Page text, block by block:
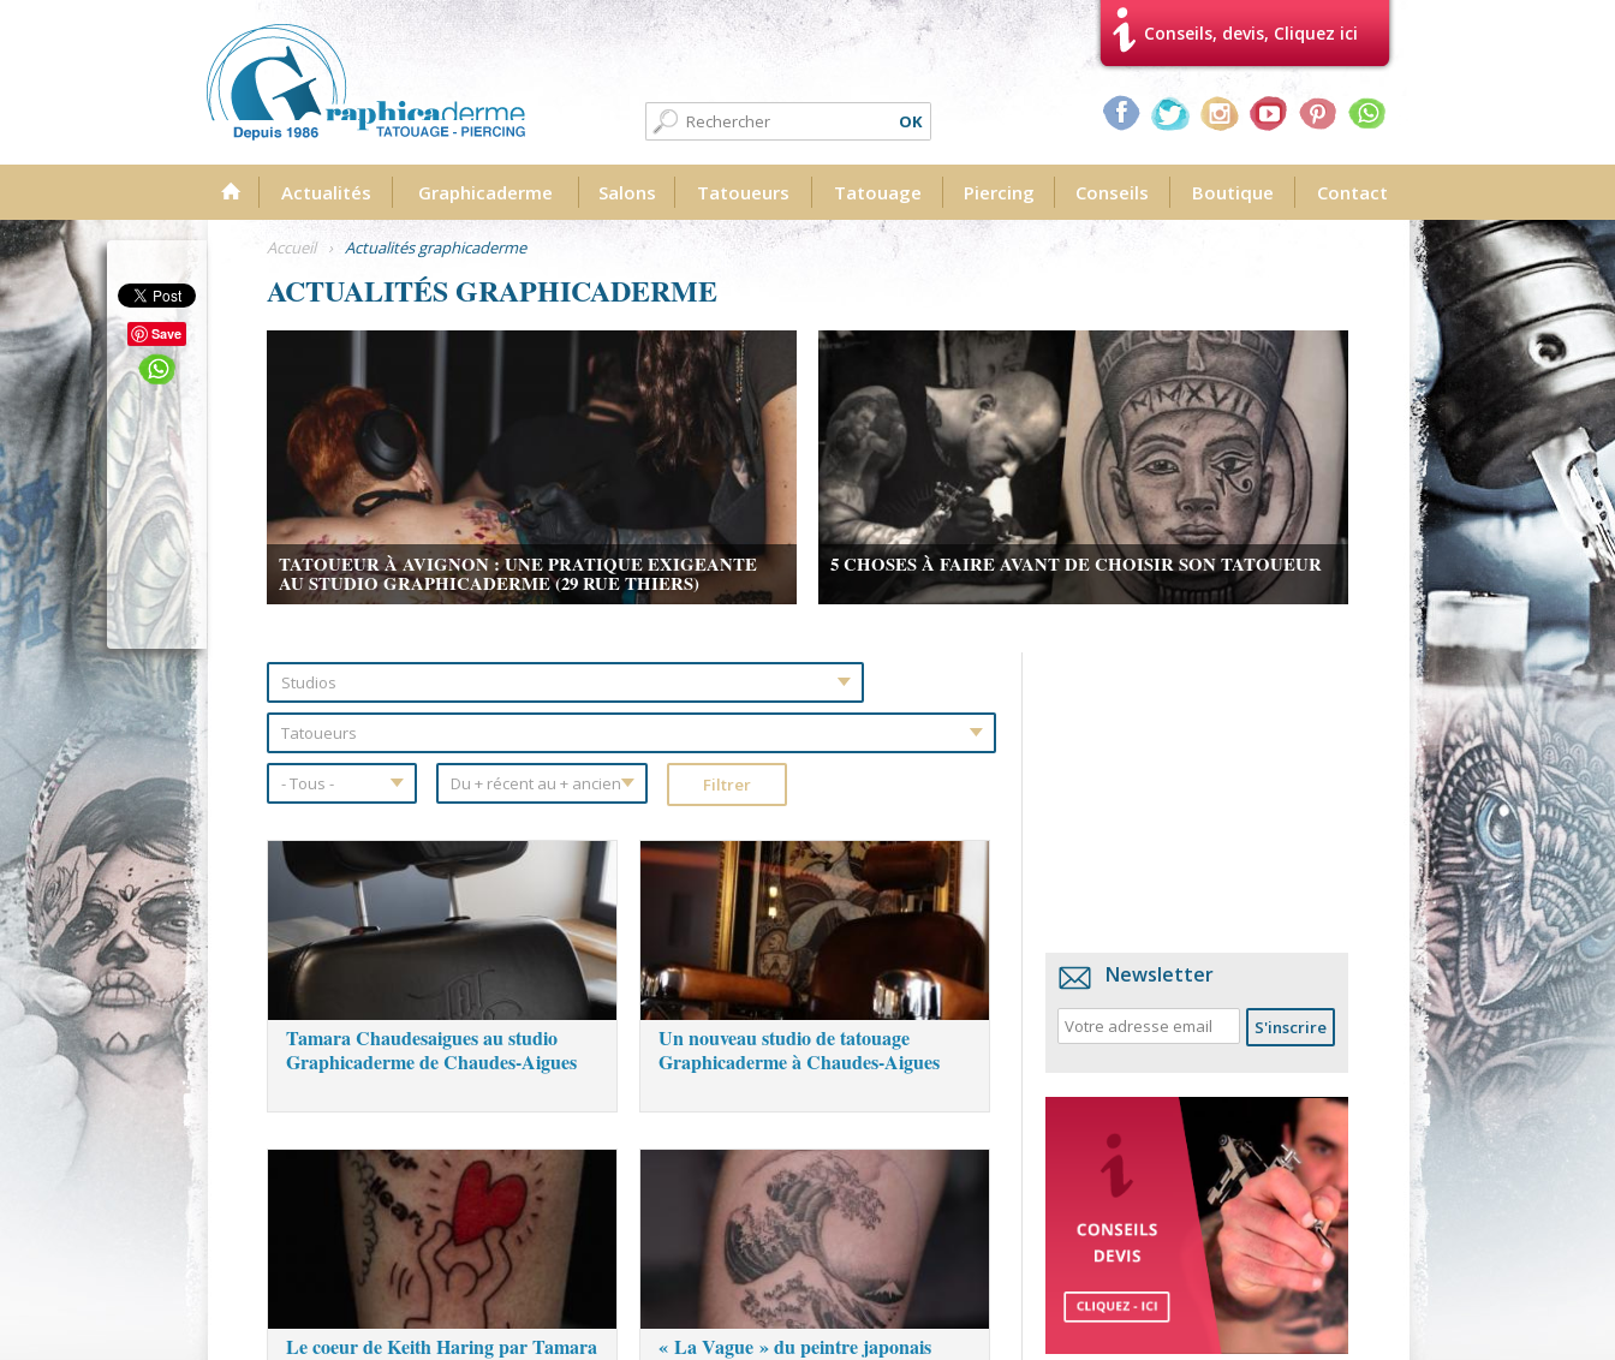
Formulaire de recherche Recherche
Conseils, devis, Cliquez ici
Menu Actualités Graphicaderme Salons Tatoueurs Tatouage Piercing Conseils Boutique Contact
Save
Accueil › Actualités graphicaderme
ACTUALITÉS GRAPHICADERME
TATOUEUR À AVIGNON : UNE PRATIQUE EXIGEANTE
AU STUDIO GRAPHICADERME (29 RUE THIERS)
5 CHOSES À FAIRE AVANT DE CHOISIR SON TATOUEUR
Tamara Chaudesaigues au studio
Graphicaderme de Chaudes-Aigues
Un nouveau studio de tatouage
Graphicaderme à Chaudes-Aigues
Le coeur de Keith Haring par Tamara
« La Vague » du peintre japonais
Pages
Newsletter